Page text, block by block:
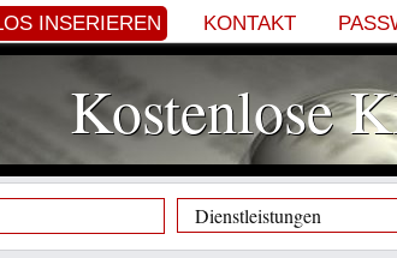
INSERIEREN KONTAKT
Kostenlose